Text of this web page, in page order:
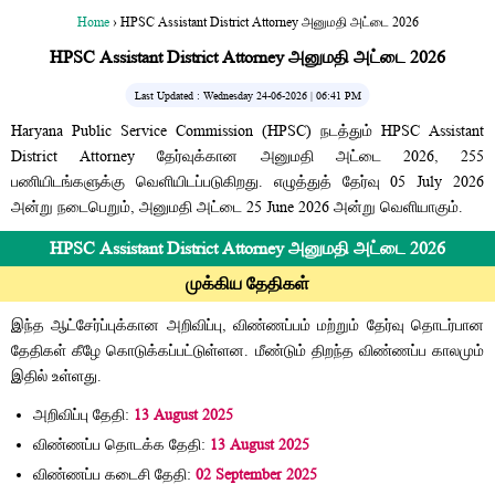
Home› HPSC Assistant District Attorney அனுமதி அட்டை 2026
HPSC Assistant District Attorney அனுமதி அட்டை 2026
Last Updated : Wednesday 24-06-2026 | 06:41 PM
Haryana Public Service Commission (HPSC) நடத்தும் HPSC Assistant
District Attorney தேர்வுக்கான அனுமதி அட்டை 2026, 255
பணியிடங்களுக்கு வெளியிடப்படுகிறது. எழுத்துத் தேர்வு 05 July 2026
அன்று நடைபெறும், அனுமதி அட்டை 25 June 2026 அன்று வெளியாகும்.
HPSC Assistant District Attorney அனுமதி அட்டை 2026
முக்கிய தேதிகள்
இந்த ஆட்சேர்ப்புக்கான அறிவிப்பு, விண்ணப்பம் மற்றும் தேர்வு தொடர்பான
தேதிகள் கீழே கொடுக்கப்பட்டுள்ளன. மீண்டும் திறந்த விண்ணப்ப காலமும்
இதில் உள்ளது.
அறிவிப்பு தேதி: 13 August 2025
விண்ணப்ப தொடக்க தேதி: 13 August 2025
விண்ணப்ப கடைசி தேதி: 02 September 2025